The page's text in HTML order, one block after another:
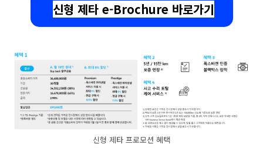
신형 제타 e-Brochure 바로가기
신형 제타 프로모션 혜택